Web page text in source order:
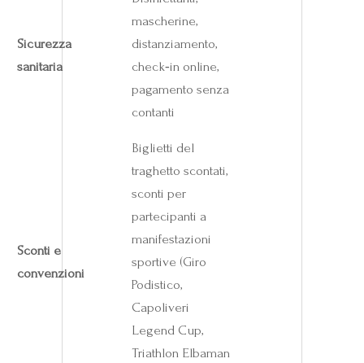
Sicurezza
sanitaria
mascherine,
distanziamento,
check‑in online,
pagamento senza
contanti
Sconti e
convenzioni
Biglietti del
traghetto scontati,
sconti per
partecipanti a
manifestazioni
sportive (Giro
Podistico,
Capoliveri
Legend Cup,
Triathlon Elbaman